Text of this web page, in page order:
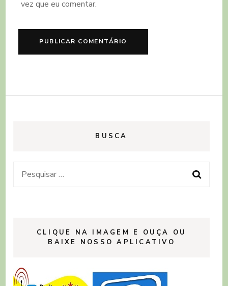
vez que eu comentar.
BUSCA
Pesquisar
CLIQUE NA IMAGEM E OUÇA OU
BAIXE NOSSO APLICATIVO